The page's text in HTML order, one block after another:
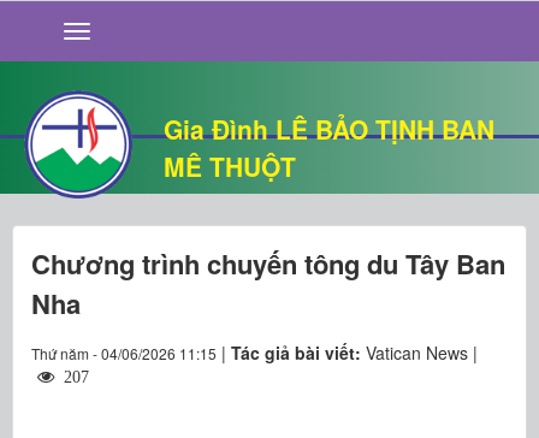
Gia Đình LÊ BẢO TỊNH BAN
MÊ THUỘT
GIỚI THIỆU
TIN TỨC
SỐNG ĐẠO
CHUYỆN NHÀ
QUÁN VĂN
THƯ GIÃN
Chương trình chuyến tông du Tây Ban
Nha
Thứ năm - 04/06/2026 11:15 | Tác giả bài viết: Vatican News |
207